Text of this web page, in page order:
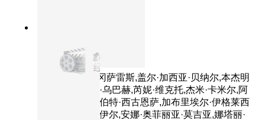
寻梦环游记
主演：安东尼·冈萨雷斯,盖尔·加西亚·贝纳尔,本杰明
·布拉特,阿兰娜·乌巴赫,芮妮·维克托,杰米·卡米尔,阿
方索·阿雷奥,赫伯特·西古恩萨,加布里埃尔·伊格莱西
亚斯,隆巴多·博伊尔,安娜·奥菲丽亚·莫吉亚,娜塔丽·